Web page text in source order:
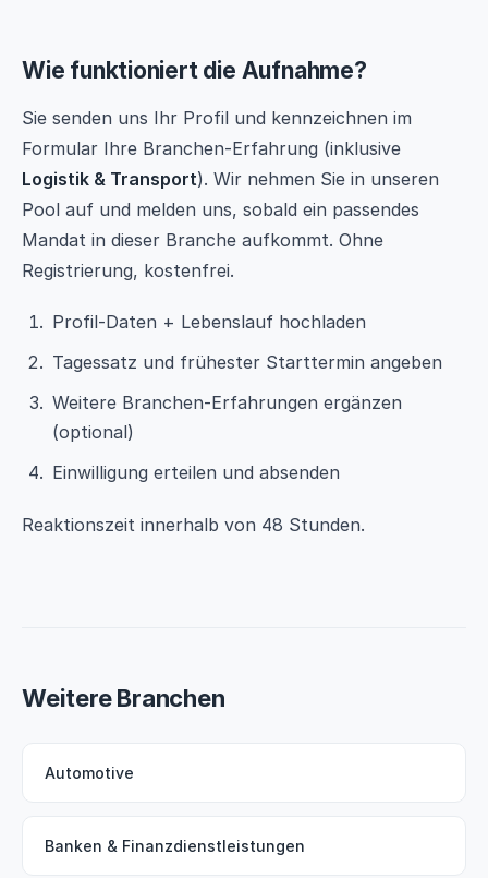
Wie funktioniert die Aufnahme?
Sie senden uns Ihr Profil und kennzeichnen im
Formular Ihre Branchen-Erfahrung (inklusive
Logistik & Transport). Wir nehmen Sie in unseren
Pool auf und melden uns, sobald ein passendes
Mandat in dieser Branche aufkommt. Ohne
Registrierung, kostenfrei.
Profil-Daten + Lebenslauf hochladen
Tagessatz und frühester Starttermin angeben
Weitere Branchen-Erfahrungen ergänzen
(optional)
Einwilligung erteilen und absenden
Reaktionszeit innerhalb von 48 Stunden.
Weitere Branchen
Automotive
Banken & Finanzdienstleistungen